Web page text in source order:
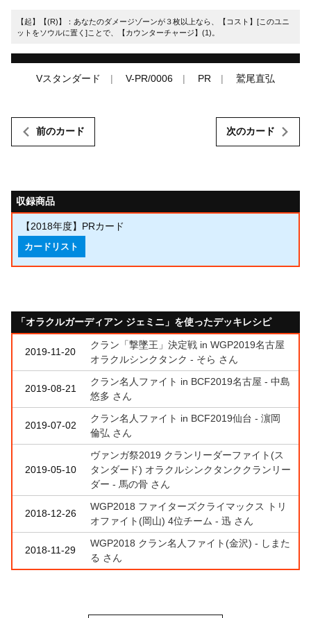
【起】【(R)】：あなたのダメージゾーンが３枚以上なら、【コスト】[このユニ
ットをソウルに置く]ことで、【カウンターチャージ】(1)。
Vスタンダード V-PR/0006 PR 鷲尾直弘
前のカード 次のカード
収録商品
【2018年度】PRカード
カードリスト
「オラクルガーディアン ジェミニ」を使ったデッキレシピ
2019-11-20
クラン「撃墜王」決定戦 in WGP2019名古屋
オラクルシンクタンク - そら さん
2019-08-21
クラン名人ファイト in BCF2019名古屋 - 中島
悠多 さん
2019-07-02
クラン名人ファイト in BCF2019仙台 - 濵岡
倫弘 さん
2019-05-10
ヴァンガ祭2019 クランリーダーファイト(ス
タンダード) オラクルシンクタンククランリー
ダー - 馬の骨 さん
2018-12-26
WGP2018 ファイターズクライマックス トリ
オファイト(岡山) 4位チーム - 迅 さん
2018-11-29
WGP2018 クラン名人ファイト(金沢) - しまた
る さん